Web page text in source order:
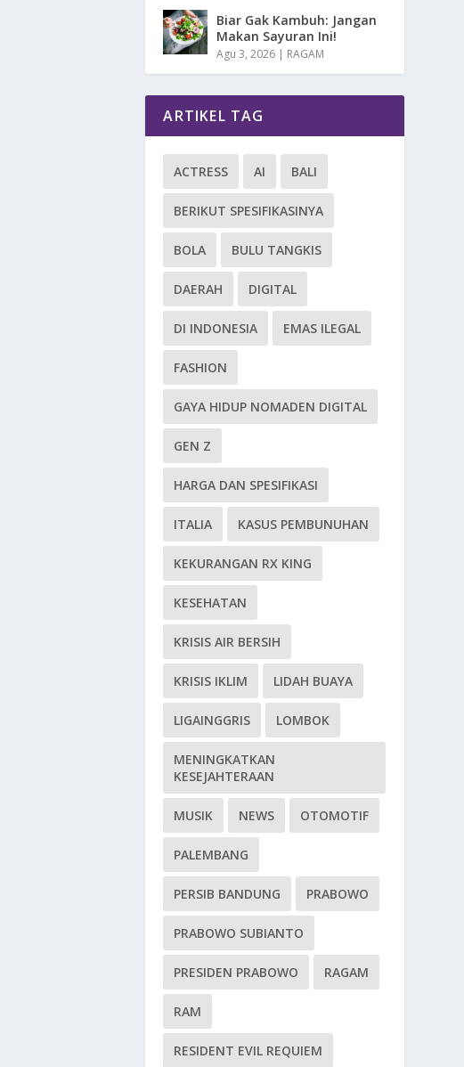
Biar Gak Kambuh: Jangan
Makan Sayuran Ini!
Agu 3, 2026 | RAGAM
ARTIKEL TAG
ACTRESS AI BALI
BERIKUT SPESIFIKASINYA
BOLA BULU TANGKIS
DAERAH DIGITAL
DI INDONESIA EMAS ILEGAL
FASHION
GAYA HIDUP NOMADEN DIGITAL
GEN Z
HARGA DAN SPESIFIKASI
ITALIA KASUS PEMBUNUHAN
KEKURANGAN RX KING
KESEHATAN
KRISIS AIR BERSIH
KRISIS IKLIM LIDAH BUAYA
LIGAINGGRIS LOMBOK
MENINGKATKAN
KESEJAHTERAAN
MUSIK NEWS OTOMOTIF
PALEMBANG
PERSIB BANDUNG PRABOWO
PRABOWO SUBIANTO
PRESIDEN PRABOWO RAGAM
RAM
RESIDENT EVIL REQUIEM